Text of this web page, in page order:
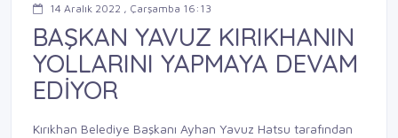
14 Aralık 2022 , Çarşamba 16:13
BAŞKAN YAVUZ KIRIKHANIN
YOLLARINI YAPMAYA DEVAM
EDİYOR
Kırıkhan Belediye Başkanı Ayhan Yavuz Hatsu tarafından